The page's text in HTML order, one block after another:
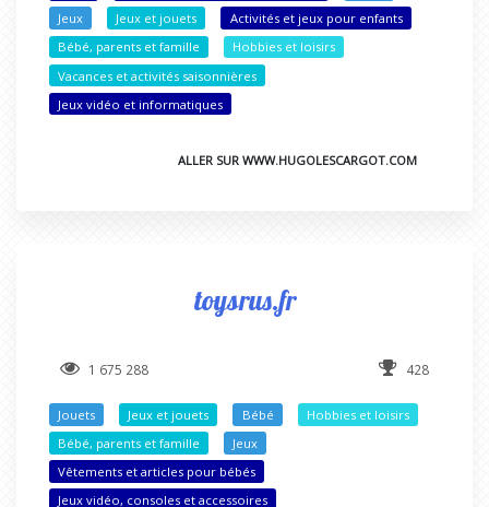
Jeux
Jeux et jouets
Activités et jeux pour enfants
Bébé, parents et famille
Hobbies et loisirs
Vacances et activités saisonnières
Jeux vidéo et informatiques
ALLER SUR WWW.HUGOLESCARGOT.COM
toysrus.fr
1 675 288 428
Jouets Jeux et jouets Bébé
Hobbies et loisirs
Bébé, parents et famille
Jeux
Vêtements et articles pour bébés
Jeux vidéo, consoles et accessoires